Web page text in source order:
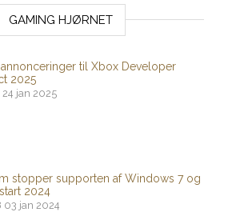
GAMING HJØRNET
annonceringer til Xbox Developer
2025
24 jan 2025
stopper supporten af ​​Windows 7 og
2024
03 jan 2024